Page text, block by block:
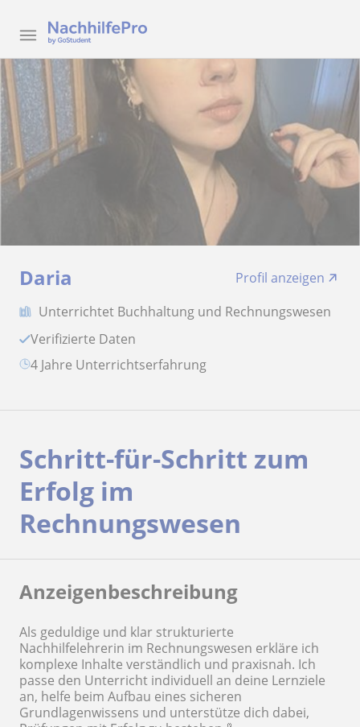
Daria
Profil anzeigen
Unterrichtet Buchhaltung und Rechnungswesen
Verifizierte Daten
4 Jahre Unterrichtserfahrung
Schritt-für-Schritt zum
Erfolg im
Rechnungswesen
Anzeigenbeschreibung
Als geduldige und klar strukturierte
Nachhilfelehrerin im Rechnungswesen erkläre ich
komplexe Inhalte verständlich und praxisnah. Ich
passe den Unterricht individuell an deine Lernziele
an, helfe beim Aufbau eines sicheren
Grundlagenwissens und unterstütze dich dabei,